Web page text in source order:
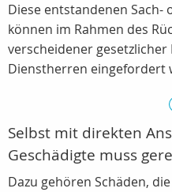
Diese entstandenen Sach-
können im Rahmen des
verscheidener
Dienstherren eingefordert
Selbst mit direkten
Geschädigte muss
Dazu gehören Schäden,